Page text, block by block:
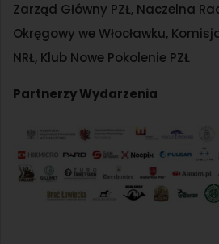
Zarząd Główny PZŁ, Naczelna
Okręgowy we Włocławku,
NRŁ, Klub Nowe Pokolenie PZŁ
Partnerzy Wydarzenia